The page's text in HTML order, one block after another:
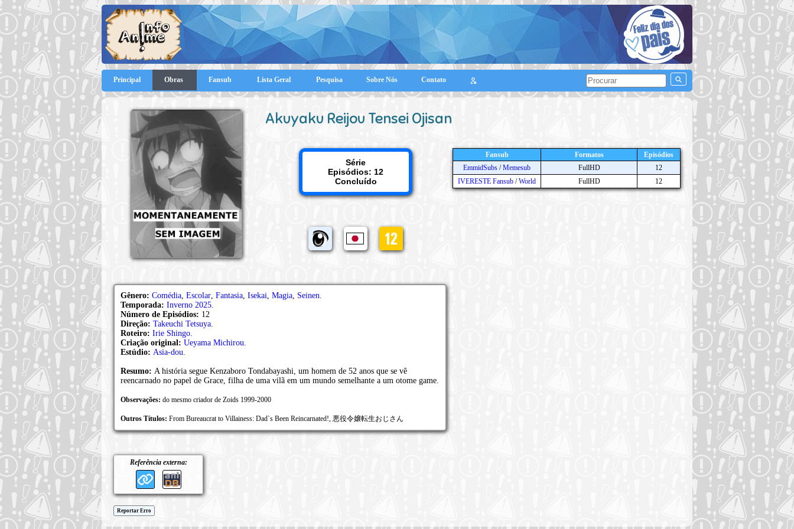
Principal Obras Fansub Lista Geral Pesquisa Sobre Nós Contato
Akuyaku Reijou Tensei Ojisan
Série
Episódios: 12
Concluído
Fansub Formatos
Episódios
EmmidSubs /Memesub FullHD
12
IVERESTE Fansub /World FullHD 12
Gênero: Comédia, Escolar, Fantasia, Isekai, Magia, Seinen.
Temporada: Inverno 2025.
Número de Episódios: 12
Direção: Takeuchi Tetsuya.
Roteiro: Irie Shingo.
Criação original: Ueyama Michirou.
Estúdio: Asia-dou.
Resumo: A história segue Kenzaboro Tondabayashi, um homem de 52 anos que se vê
reencarnado no papel de Grace, filha de uma vilã em um mundo semelhante a um otome game.
Observações: do mesmo criador de Zoids 1999-2000
Outros Títulos: From Bureaucrat to Villainess: Dad`s Been Reincarnated!, 悪役令嬢転生おじさん
Referência externa:
Reportar Erro